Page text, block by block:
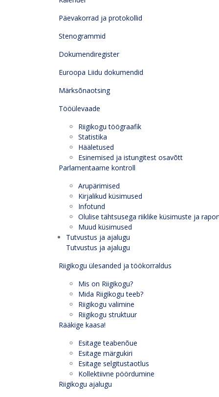
Päevakorrad ja protokollid
Stenogrammid
Dokumendiregister
Euroopa Liidu dokumendid
Märksõnaotsing
Tööülevaade
Riigikogu töögraafik
Statistika
Hääletused
Esinemised ja istungitest osavõtt
Parlamentaarne kontroll
Arupärimised
Kirjalikud küsimused
Infotund
Olulise tähtsusega riiklike küsimuste ja
Muud küsimused
Tutvustus ja ajalugu
Tutvustus ja ajalugu
Riigikogu ülesanded ja töökorraldus
Mis on Riigikogu?
Mida Riigikogu teeb?
Riigikogu valimine
Riigikogu struktuur
Rääkige kaasa!
Esitage teabenõue
Esitage märgukiri
Esitage selgitustaotlus
Kollektiivne pöördumine
Riigikogu ajalugu